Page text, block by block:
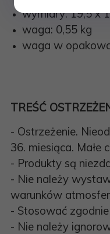
wymiary: 19,5 x
waga: 0,55 kg
waga w
TREŚĆ
- Ostrzeżenie.
36. miesiąca. Małe
- Produkty są
- Nie należy
warunków
- Stosować
- Nie należy